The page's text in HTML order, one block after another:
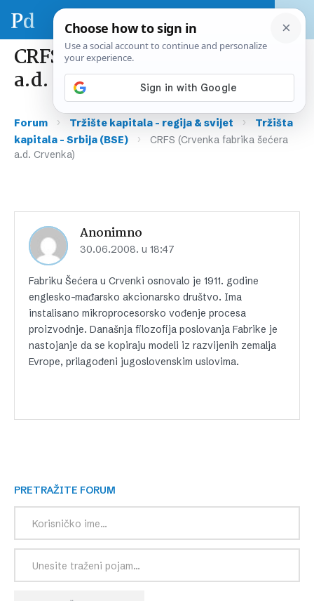
CRFS (Crvenka fabrika šećera
a.d. Crvenka)
Forum › Tržište kapitala – regija & svijet ›
Tržišta
kapitala – Srbija (BSE)
›
CRFS (Crvenka fabrika šećera
a.d. Crvenka)
Anonimno
30.06.2008. u 18:47
Fabriku Šećera u Crvenki osnovalo je 1911. godine
englesko-mađarsko akcionarsko društvo. Ima
instalisano mikroprocesorsko vođenje procesa
proizvodnje. Današnja filozofija poslovanja Fabrike je
nastojanje da se kopiraju modeli iz razvijenih zemalja
Evrope, prilagođeni jugoslovenskim uslovima.
PRETRAŽITE FORUM